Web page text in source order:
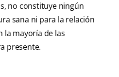
no constituye ningún
sana ni para la relación
la mayoría de las
presente.